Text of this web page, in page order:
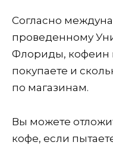
Согласно
проведенному
Флориды, кофеин
покупаете и
по магазинам.
Вы можете
кофе, если